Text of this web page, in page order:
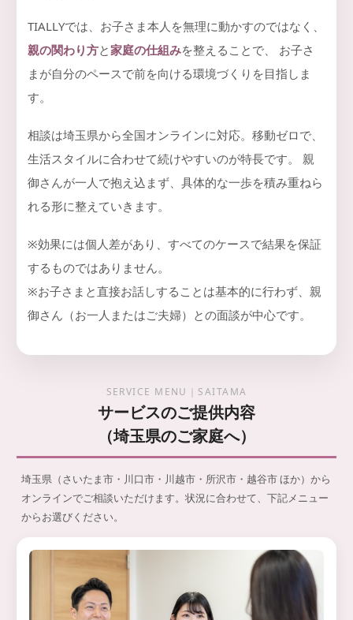
TIALLYでは、お子さま本人を無理に動かすのではなく、
親の関わり方と家庭の仕組みを整えることで、 お子さ
まが自分のペースで前を向ける環境づくりを目指しま
す。
相談は埼玉県から全国オンラインに対応。移動ゼロで、
生活スタイルに合わせて続けやすいのが特長です。 親
御さんが一人で抱え込まず、具体的な一歩を積み重ねら
れる形に整えていきます。
※効果には個人差があり、すべてのケースで結果を保証
するものではありません。
※お子さまと直接お話しすることは基本的に行わず、親
御さん（お一人またはご夫婦）との面談が中心です。
SERVICE MENU｜SAITAMA
サービスのご提供内容
（埼玉県のご家庭へ）
埼玉県（さいたま市・川口市・川越市・所沢市・越谷市 ほか）から
オンラインでご相談いただけます。状況に合わせて、下記メニュー
からお選びください。